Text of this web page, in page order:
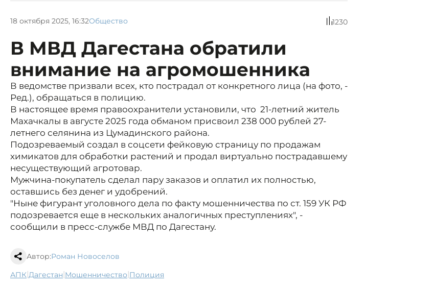
18 октября 2025, 16:32Общество 1230
В МВД Дагестана обратили
внимание на агромошенника
В ведомстве призвали всех, кто пострадал от конкретного лица (на фото, -
Ред.), обращаться в полицию.
В настоящее время правоохранители установили, что 21-летний житель
Махачкалы в августе 2025 года обманом присвоил 238 000 рублей 27-
летнего селянина из Цумадинского района.
Подозреваемый создал в соцсети фейковую страницу по продажам
химикатов для обработки растений и продал виртуально пострадавшему
несуществующий агротовар.
Мужчина-покупатель сделал пару заказов и оплатил их полностью,
оставшись без денег и удобрений.
"Ныне фигурант уголовного дела по факту мошенничества по ст. 159 УК РФ
подозревается еще в нескольких аналогичных преступлениях", -
сообщили в пресс-службе МВД по Дагестану.
Автор:Роман Новоселов
АПК| Дагестан| мошенничество| полиция